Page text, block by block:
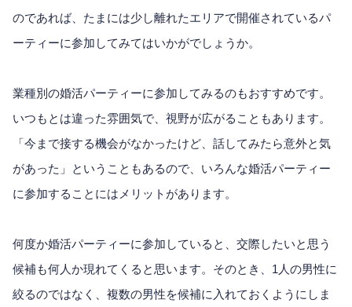
のであれば、たまには少し離れたエリアで開催されているパ
ーティーに参加してみてはいかがでしょうか。
業種別の婚活パーティーに参加してみるのもおすすめです。
いつもとは違った雰囲気で、視野が広がることもあります。
「今まで接する機会がなかったけど、話してみたら意外と気
があった」ということもあるので、いろんな婚活パーティー
に参加することにはメリットがあります。
何度か婚活パーティーに参加していると、交際したいと思う
候補も何人か現れてくると思います。そのとき、1人の男性に
絞るのではなく、複数の男性を候補に入れておくようにしま